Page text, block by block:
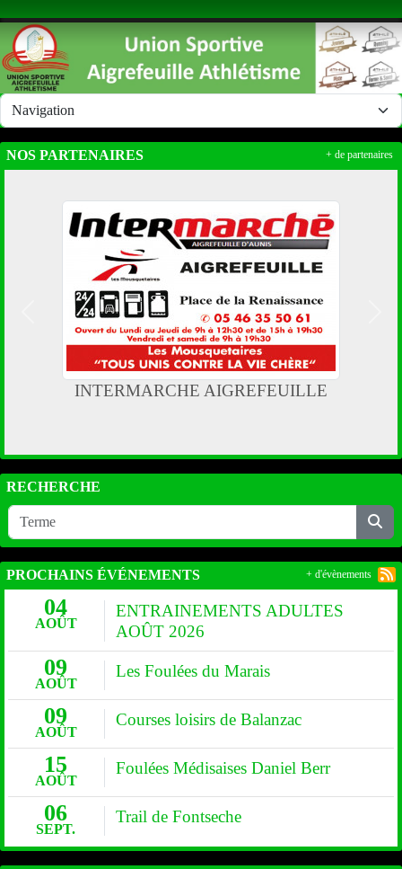
NOS PARTENAIRES
INTERMARCHE AIGREFEUILLE
Précedent
+ de partenaires
RECHERCHE
PROCHAINS ÉVÉNEMENTS
04
AOÛT
ENTRAINEMENTS ADULTES
AOÛT 2026
09
AOÛT
Les Foulées du Marais
09
AOÛT
Courses loisirs de Balanzac
15
AOÛT
Foulées Médisaises Daniel Berr
06
SEPT.
Trail de Fontseche
+ d'évènements